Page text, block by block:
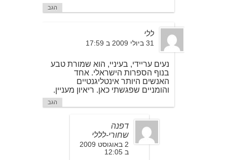
הגב
ללי
31 ביולי 2009 ב 17:59
נעים עריידי, בעיניי, הוא שמורת טבע
בנוף הספרות הישראלי. אחד
האנשים היותר אינטליגנטיים
והומניים שפגשתי כאן. ריאיון מעניין.
הגב
דפנה
שחורי-לללי
2 באוגוסט 2009
ב 12:05